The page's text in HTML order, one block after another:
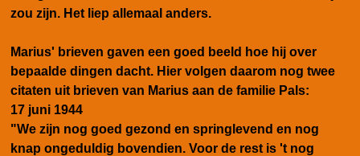
zou zijn. Het liep allemaal anders.
Marius' brieven gaven een goed beeld hoe hij over
bepaalde dingen dacht. Hier volgen daarom nog twee
citaten uit brieven van Marius aan de familie Pals:
17 juni 1944
"We zijn nog goed gezond en springlevend en nog
knap ongeduldig bovendien. Voor de rest is 't nog